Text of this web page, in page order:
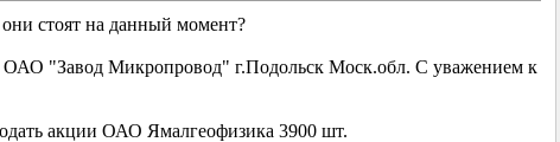
они стоят на данный момент?
ОАО "Завод Микропровод" г.Подольск Моск.обл. С уважением к
акции ОАО Ямалгеофизика 3900 шт.